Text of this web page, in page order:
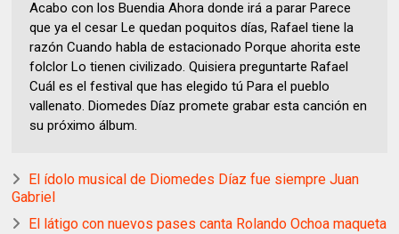
Acabo con los Buendia Ahora donde irá a parar Parece
que ya el cesar Le quedan poquitos días, Rafael tiene la
razón Cuando habla de estacionado Porque ahorita este
folclor Lo tienen civilizado. Quisiera preguntarte Rafael
Cuál es el festival que has elegido tú Para el pueblo
vallenato. Diomedes Díaz promete grabar esta canción en
su próximo álbum.
El ídolo musical de Diomedes Díaz fue siempre Juan
Gabriel
El látigo con nuevos pases canta Rolando Ochoa maqueta